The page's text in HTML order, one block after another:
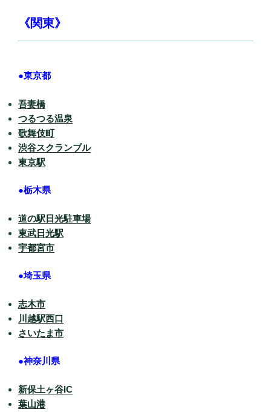
《関東》
●東京都
吾妻橋
つるつる温泉
歌舞伎町
渋谷スクランブル
東京駅
●栃木県
道の駅日光駐車場
東武日光駅
宇都宮市
●埼玉県
志木市
川越駅西口
さいたま市
●神奈川県
新保土ヶ谷IC
葉山港